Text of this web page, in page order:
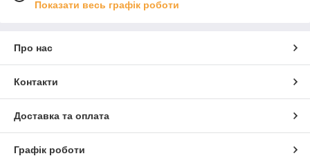
Показати весь графік роботи
Про нас
Контакти
Доставка та оплата
Графік роботи